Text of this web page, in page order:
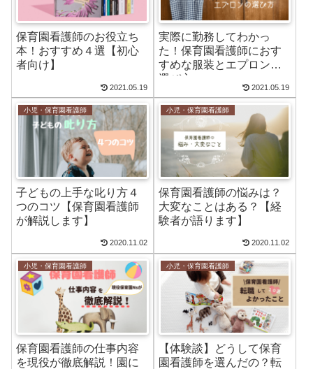
保育園看護師のお役立ち
本！おすすめ４選【初心
者向け】
2021.05.19
実際に勤務してわかっ
た！保育園看護師におす
すめな服装とエプロンの
選び方
2021.05.19
小児・保育園看護師
子どもの上手な叱り方４
つのコツ【保育園看護師
が解説します】
2020.11.02
小児・保育園看護師
保育園看護師の悩みは？
大変なことはある？【経
験者が語ります】
2020.11.02
小児・保育園看護師
保育園看護師の仕事内容
を現役が徹底解説！園に
小児・保育園看護師
【体験談】どうして保育
園看護師を選んだの？転